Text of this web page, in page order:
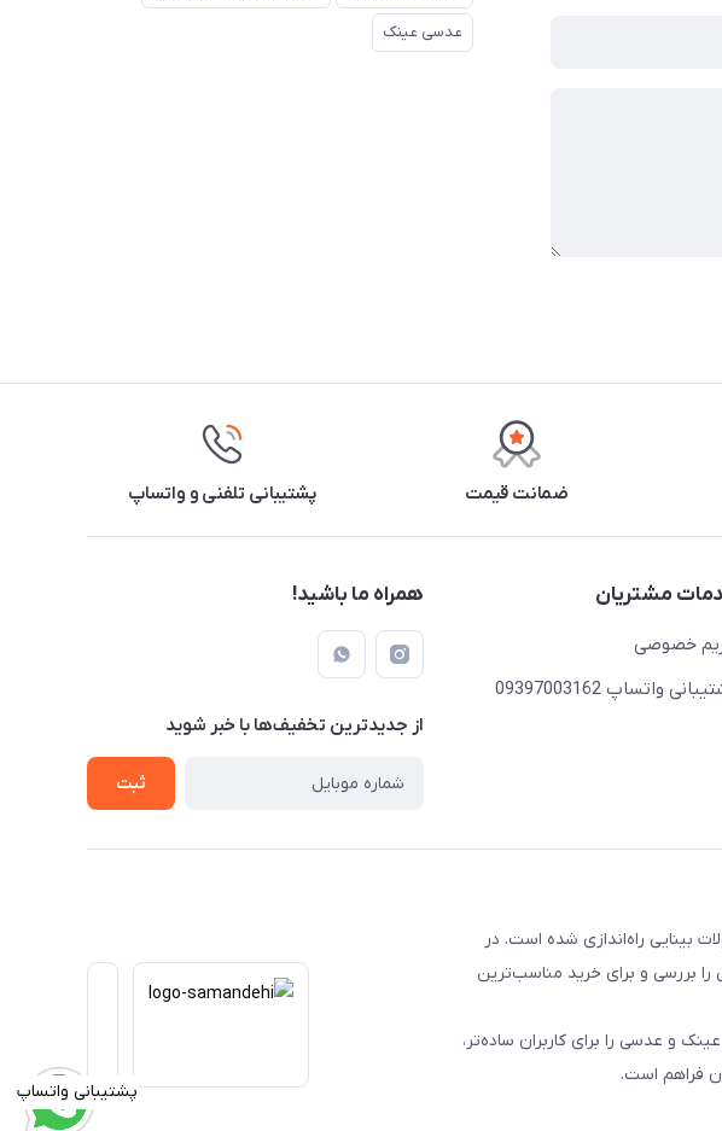
عدسی عینک
ضمانت قیمت پشتیبانی تلفنی و واتساپ
مشتریان
خصوصی
واتساپ 09397003162
همراه ما باشید!
از جدید‌ترین تخفیف‌ها با‌ خبر شوید
ثبت
راه‌اندازی شده است. در
را بررسی و برای خرید مناسب‌ترین
و عدسی را برای کاربران ساده‌تر،
فراهم است.
پشتیبانی واتساپ